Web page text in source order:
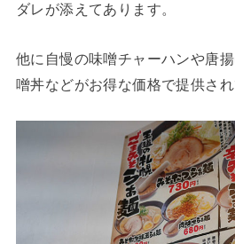
ダレが添えてあります。
他に自慢の味噌チャーハンや唐
噌丼などがお得な価格で提供され